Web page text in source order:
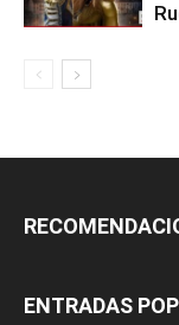
ENTRADAS